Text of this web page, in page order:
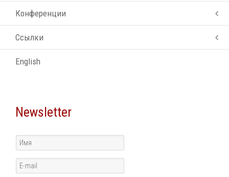
Конференции
Ссылки
English
Newsletter